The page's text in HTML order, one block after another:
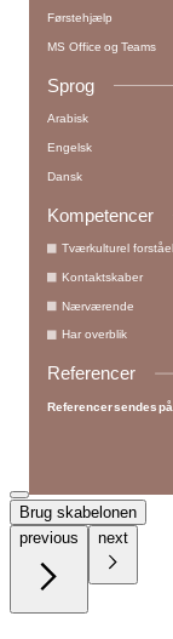
Brug skabelonen
previous
next